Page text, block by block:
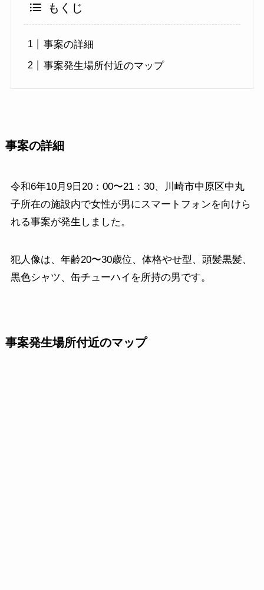
もくじ
事案の詳細
事案発生場所付近のマップ
事案の詳細
令和6年10月9日20：00〜21：30、川崎市中原区中丸
子所在の施設内で女性が男にスマートフォンを向けら
れる事案が発生しました。
犯人像は、年齢20〜30歳位、体格やせ型、頭髪黒髪、
黒色シャツ、缶チューハイを所持の男です。
事案発生場所付近のマップ